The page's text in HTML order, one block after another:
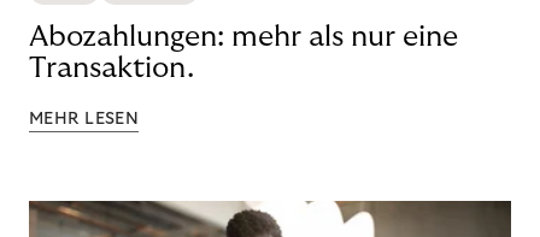
Abozahlungen: mehr als nur eine
Transaktion.
MEHR LESEN